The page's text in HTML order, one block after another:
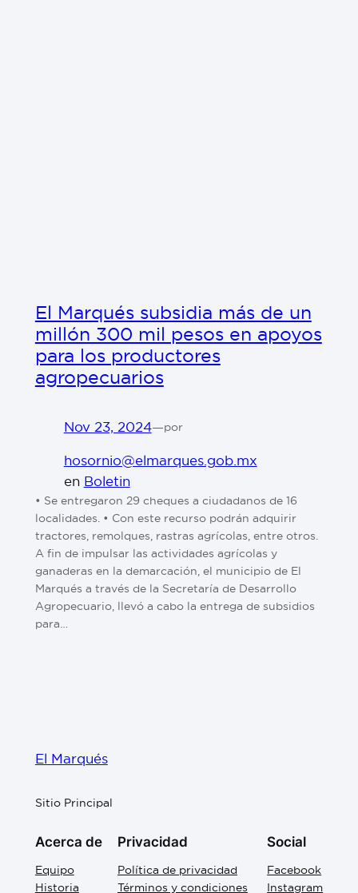
El Marqués subsidia más de un
millón 300 mil pesos en apoyos
para los productores
agropecuarios
Nov 23, 2024—por
hosornio@elmarques.gob.mx
en Boletin
• Se entregaron 29 cheques a ciudadanos de 16
localidades. • Con este recurso podrán adquirir
tractores, remolques, rastras agrícolas, entre otros.
A fin de impulsar las actividades agrícolas y
ganaderas en la demarcación, el municipio de El
Marqués a través de la Secretaría de Desarrollo
Agropecuario, llevó a cabo la entrega de subsidios
para…
El Marqués
Sitio Principal
Acerca de
Equipo
Historia
Privacidad
Política de privacidad
Términos y condiciones
Social
Facebook
Instagram